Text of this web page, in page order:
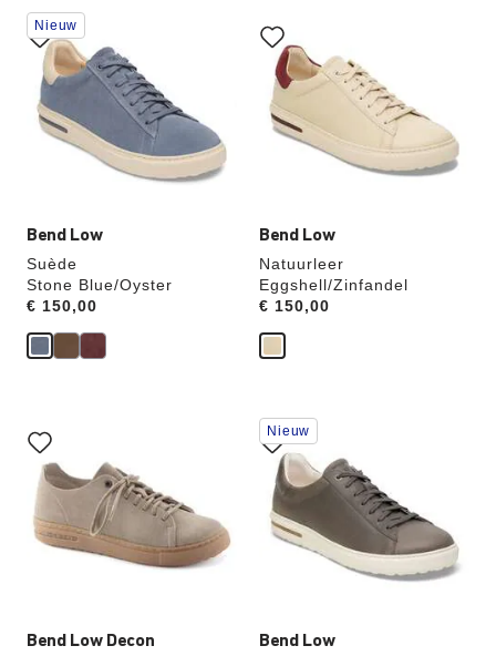
Bend Low
Suède
Stone Blue/Oyster
Price:
€ 150,00
Als
je
een
andere
kleur
selecteert,
wordt
productafbeelding
Nieuw
Bend Low
Natuurleer
Eggshell/Zinfandel
Price:
€ 150,00
je
een
andere
kleur
selecteert,
wordt
productafbeelding
Bend Low Decon
je
een
andere
kleur
selecteert,
wordt
Bend Low
Als
je
een
andere
kleur
selecteert,
wordt
productafbeelding
Nieuw